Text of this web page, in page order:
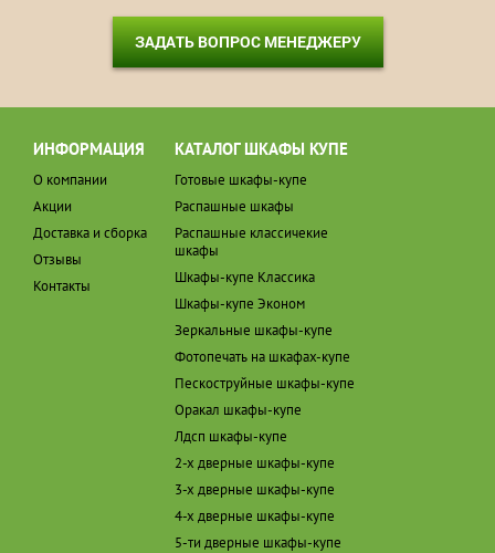
ЗАДАТЬ ВОПРОС МЕНЕДЖЕРУ
ИНФОРМАЦИЯ
О компании
Акции
Доставка и сборка
Отзывы
Контакты
КАТАЛОГ ШКАФЫ КУПЕ
Готовые шкафы-купе
Распашные шкафы
Распашные классичекие
шкафы
Шкафы-купе Классика
Шкафы-купе Эконом
Зеркальные шкафы-купе
Фотопечать на шкафах-купе
Пескоструйные шкафы-купе
Оракал шкафы-купе
Лдсп шкафы-купе
2-х дверные шкафы-купе
3-х дверные шкафы-купе
4-х дверные шкафы-купе
5-ти дверные шкафы-купе